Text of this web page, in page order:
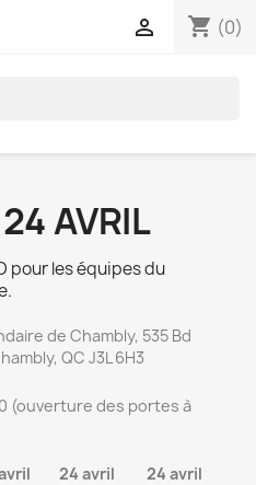
shopping_cart (0)

AVRIL
pour les équipes du
de Chambly, 535 Bd
QC J3L 6H3
(ouverture des portes à
24 avril
24 avril